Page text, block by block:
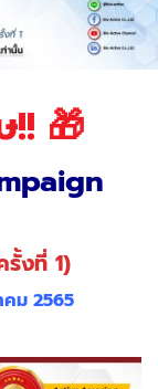
!! 🎁
งที่ 1)
คม 2565